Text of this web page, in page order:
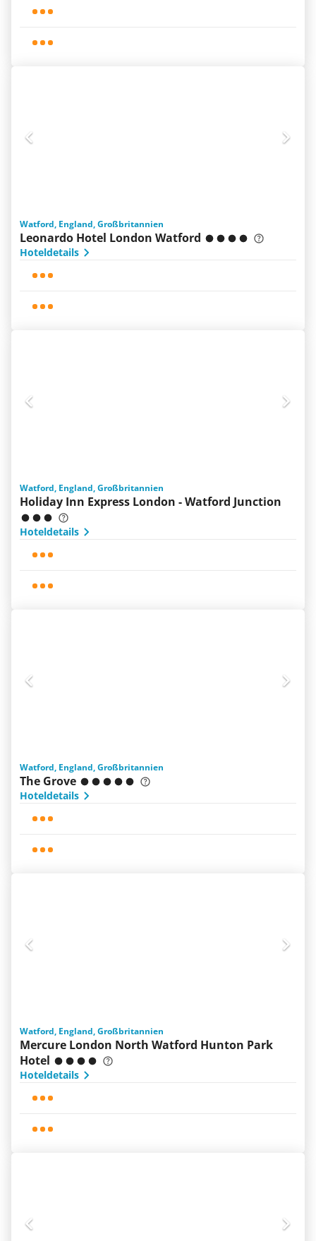
Watford, England, Großbritannien
Leonardo Hotel London Watford
Hoteldetails
Watford, England, Großbritannien
Holiday Inn Express London - Watford Junction
Hoteldetails
Watford, England, Großbritannien
The Grove
Hoteldetails
Watford, England, Großbritannien
Mercure London North Watford Hunton Park
Hotel
Hoteldetails